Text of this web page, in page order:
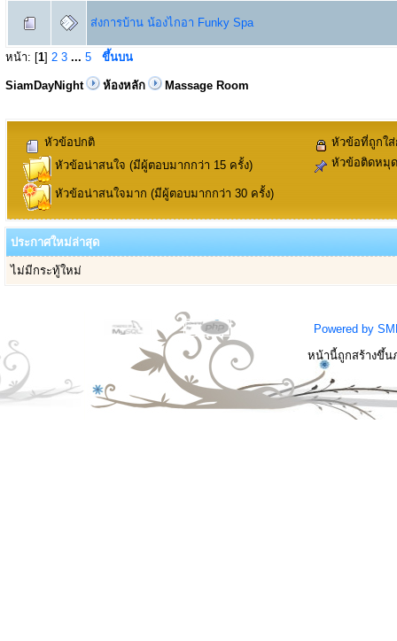
ส่งการบ้าน น้องไกอา Funky Spa
หน้า: [1] 2 3 ... 5 ขึ้นบน
SiamDayNight ห้องหลัก Massage Room
หัวข้อปกติ
หัวข้อน่าสนใจ (มีผู้ตอบมากกว่า 15 ครั้ง)
หัวข้อน่าสนใจมาก (มีผู้ตอบมากกว่า 30 ครั้ง)
หัวข้อที่ถูกใ
หัวข้อติดหมุด
ประกาศใหม่ล่าสุด
ไม่มีกระทู้ใหม่
Powered by
หน้านี้ถูกสร้างขึ้น